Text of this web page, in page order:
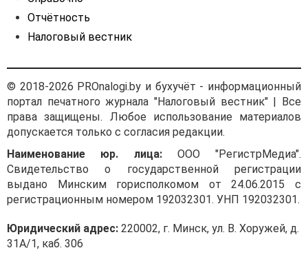
Отчётность
Налоговый вестник
© 2018-2026 PROnalogi.by и бухучёт - информационный
портал печатного журнала "Налоговый вестник" | Все
права защищены. Любое использование материалов
допускается только с согласия редакции.
Наименование юр. лица:ООО "РегистрМедиа".
Свидетельство о государственной регистрации
выдано Минским горисполкомом от 24.06.2015 с
регистрационным номером 192032301. УНП 192032301.
Юридический адрес: 220002, г. Минск, ул. В. Хоружей, д.
31А/1, каб. 306